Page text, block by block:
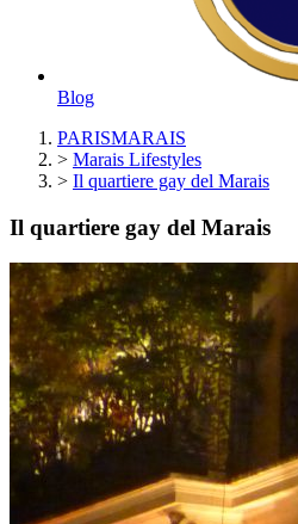
Blog
PARISMARAIS
> Marais Lifestyles
> Il quartiere gay del Marais
Il quartiere gay del Marais